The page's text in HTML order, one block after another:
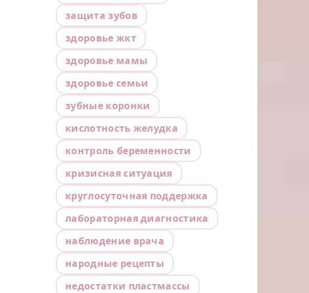
защита зубов
здоровье жкт
здоровье мамы
здоровье семьи
зубные коронки
кислотность желудка
контроль беременности
кризисная ситуация
круглосуточная поддержка
лабораторная диагностика
наблюдение врача
народные рецепты
недостатки пластмассы